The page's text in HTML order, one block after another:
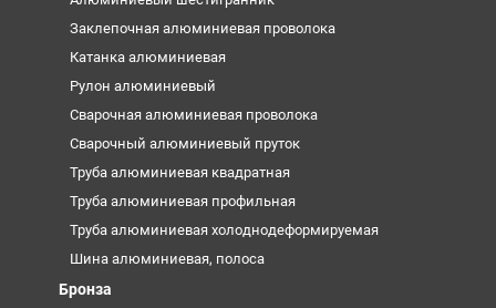
Заклепочная алюминиевая проволока
Катанка алюминиевая
Рулон алюминиевый
Сварочная алюминиевая проволока
Сварочный алюминиевый пруток
Труба алюминиевая квадратная
Труба алюминиевая профильная
Труба алюминиевая холоднодеформируемая
Шина алюминиевая, полоса
Бронза